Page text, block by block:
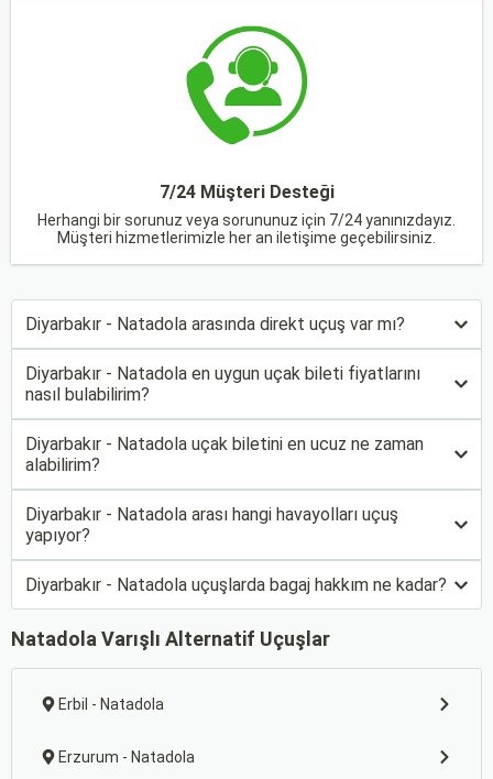
7/24 Müşteri Desteği
Herhangi bir sorunuz veya sorununuz için 7/24 yanınızdayız.
Müşteri hizmetlerimizle her an iletişime geçebilirsiniz.
Diyarbakır - Natadola arasında direkt uçuş var mı?
Diyarbakır - Natadola en uygun uçak bileti fiyatlarını
nasıl bulabilirim?
Diyarbakır - Natadola uçak biletini en ucuz ne zaman
alabilirim?
Diyarbakır - Natadola arası hangi havayolları uçuş
yapıyor?
Diyarbakır - Natadola uçuşlarda bagaj hakkım ne kadar?
Natadola Varışlı Alternatif Uçuşlar
Erbil - Natadola
Erzurum - Natadola